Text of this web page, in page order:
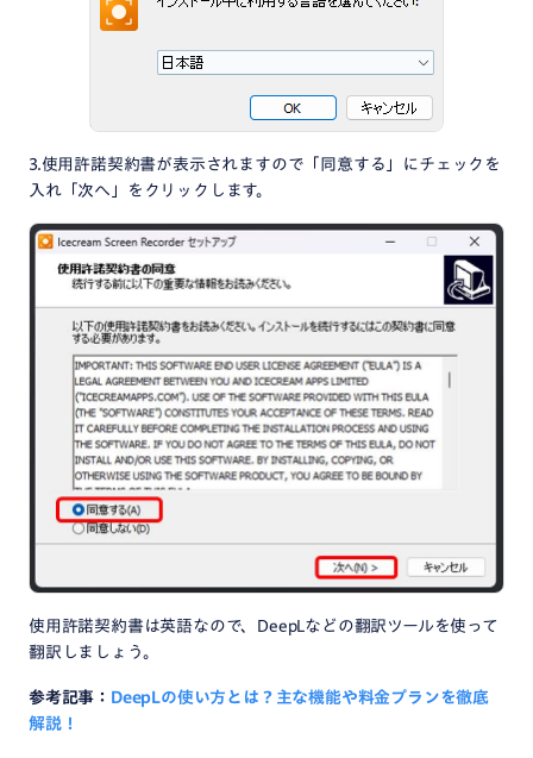
3.使用許諾契約書が表示されますので「同意する」にチェックを
入れ「次へ」をクリックします。
使用許諾契約書は英語なので、DeepLなどの翻訳ツールを使って
翻訳しましょう。
参考記事： DeepLの使い方とは？主な機能や料金プランを徹底
解説！